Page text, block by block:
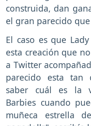
construida, dan
el gran parecido
El caso es que
esta creación que
a Twitter
parecido esta tan
saber cuál es la
Barbies cuando
muñeca estrella